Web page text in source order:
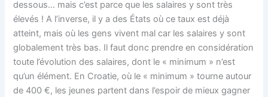
dessous… mais c’est parce que les salaires y sont très
élevés ! A l’inverse, il y a des États où ce taux est déjà
atteint, mais où les gens vivent mal car les salaires y sont
globalement très bas. Il faut donc prendre en considération
toute l’évolution des salaires, dont le « minimum » n’est
qu’un élément. En Croatie, où le « minimum » tourne autour
de 400 €, les jeunes partent dans l’espoir de mieux gagner